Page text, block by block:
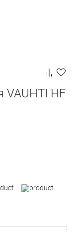
VAUHTI HF